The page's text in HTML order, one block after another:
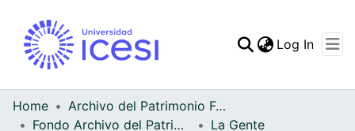
Log In
Home
Archivo del Patrimonio Fotográfico y Fílmico del Valle del Cauca
Fondo Archivo del Patrimonio Fotográfico y Fílmico del Valle del Cauca
La Gente